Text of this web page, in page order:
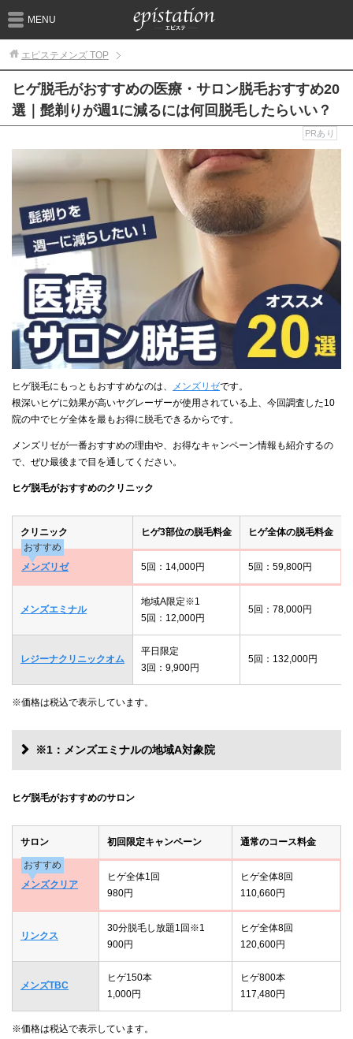
MENU
エピステメンズ TOP
ヒゲ脱毛がおすすめの医療・サロン脱毛おすすめ20
選｜髭剃りが週1に減るには何回脱毛したらいい？
PRあり
ヒゲ脱毛にもっともおすすめなのは、 メンズリゼです。
根深いヒゲに効果が高いヤグレーザーが使用されている上、今回調査した10
院の中でヒゲ全体を最もお得に脱毛できるからです。
メンズリゼが一番おすすめの理由や、お得なキャンペーン情報も紹介するの
で、ぜひ最後まで目を通してください。
ヒゲ脱毛がおすすめのクリニック
クリニック ヒゲ3部位の脱毛料金
ヒゲ全体の脱毛料金
おすすめ
メンズリゼ
5回：14,000円 5回：59,800円
メンズエミナル
地域A限定※1
5回：12,000円
5回：78,000円
レジーナクリニックオム
平日限定
3回：9,900円
5回：132,000円
※価格は税込で表示しています。
※1：メンズエミナルの地域A対象院
ヒゲ脱毛がおすすめのサロン
サロン 初回限定キャンペーン 通常のコース料金
おすすめ
メンズクリア
ヒゲ全体1回
980円
ヒゲ全体8回
110,660円
リンクス
30分脱毛し放題1回※1
900円
ヒゲ全体8回
120,600円
メンズTBC
ヒゲ150本
1,000円
ヒゲ800本
117,480円
※価格は税込で表示しています。